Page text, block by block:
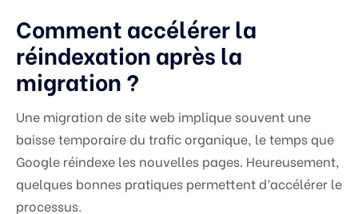
Comment accélérer la
réindexation après la
migration ?
Une migration de site web implique souvent une
baisse temporaire du trafic organique, le temps que
Google réindexe les nouvelles pages. Heureusement,
quelques bonnes pratiques permettent d’accélérer le
processus.